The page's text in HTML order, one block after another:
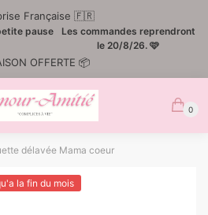
Française 🇫🇷
pause
Les commandes reprendront
le 20/8/26. 🩷
OFFERTE 📦
0
délavée Mama coeur
la fin du mois